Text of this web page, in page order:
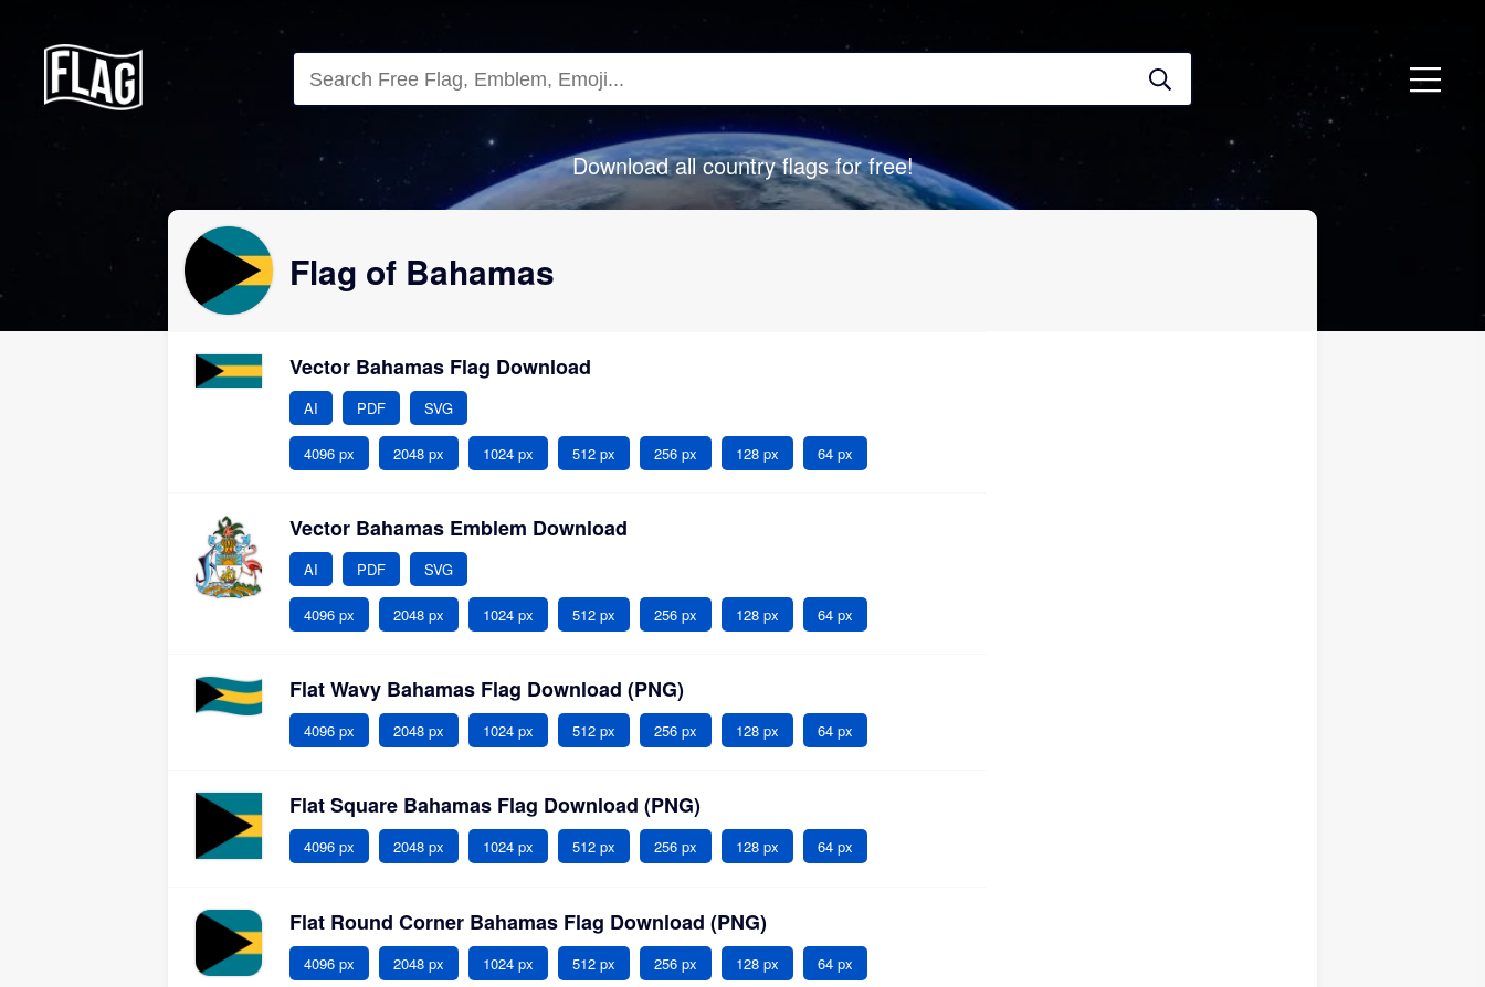
Download all country flags for free!
Flag of Bahamas
Vector Bahamas Flag Download
AI PDF SVG
4096 px 2048 px 1024 px 512 px 256 px 128 px 64 px
Vector Bahamas Emblem Download
AI PDF SVG
4096 px 2048 px 1024 px 512 px 256 px 128 px 64 px
Flat Wavy Bahamas Flag Download (PNG)
4096 px 2048 px 1024 px 512 px 256 px 128 px 64 px
Flat Square Bahamas Flag Download (PNG)
4096 px 2048 px 1024 px 512 px 256 px 128 px 64 px
Flat Round Corner Bahamas Flag Download (PNG)
4096 px 2048 px 1024 px 512 px 256 px 128 px 64 px